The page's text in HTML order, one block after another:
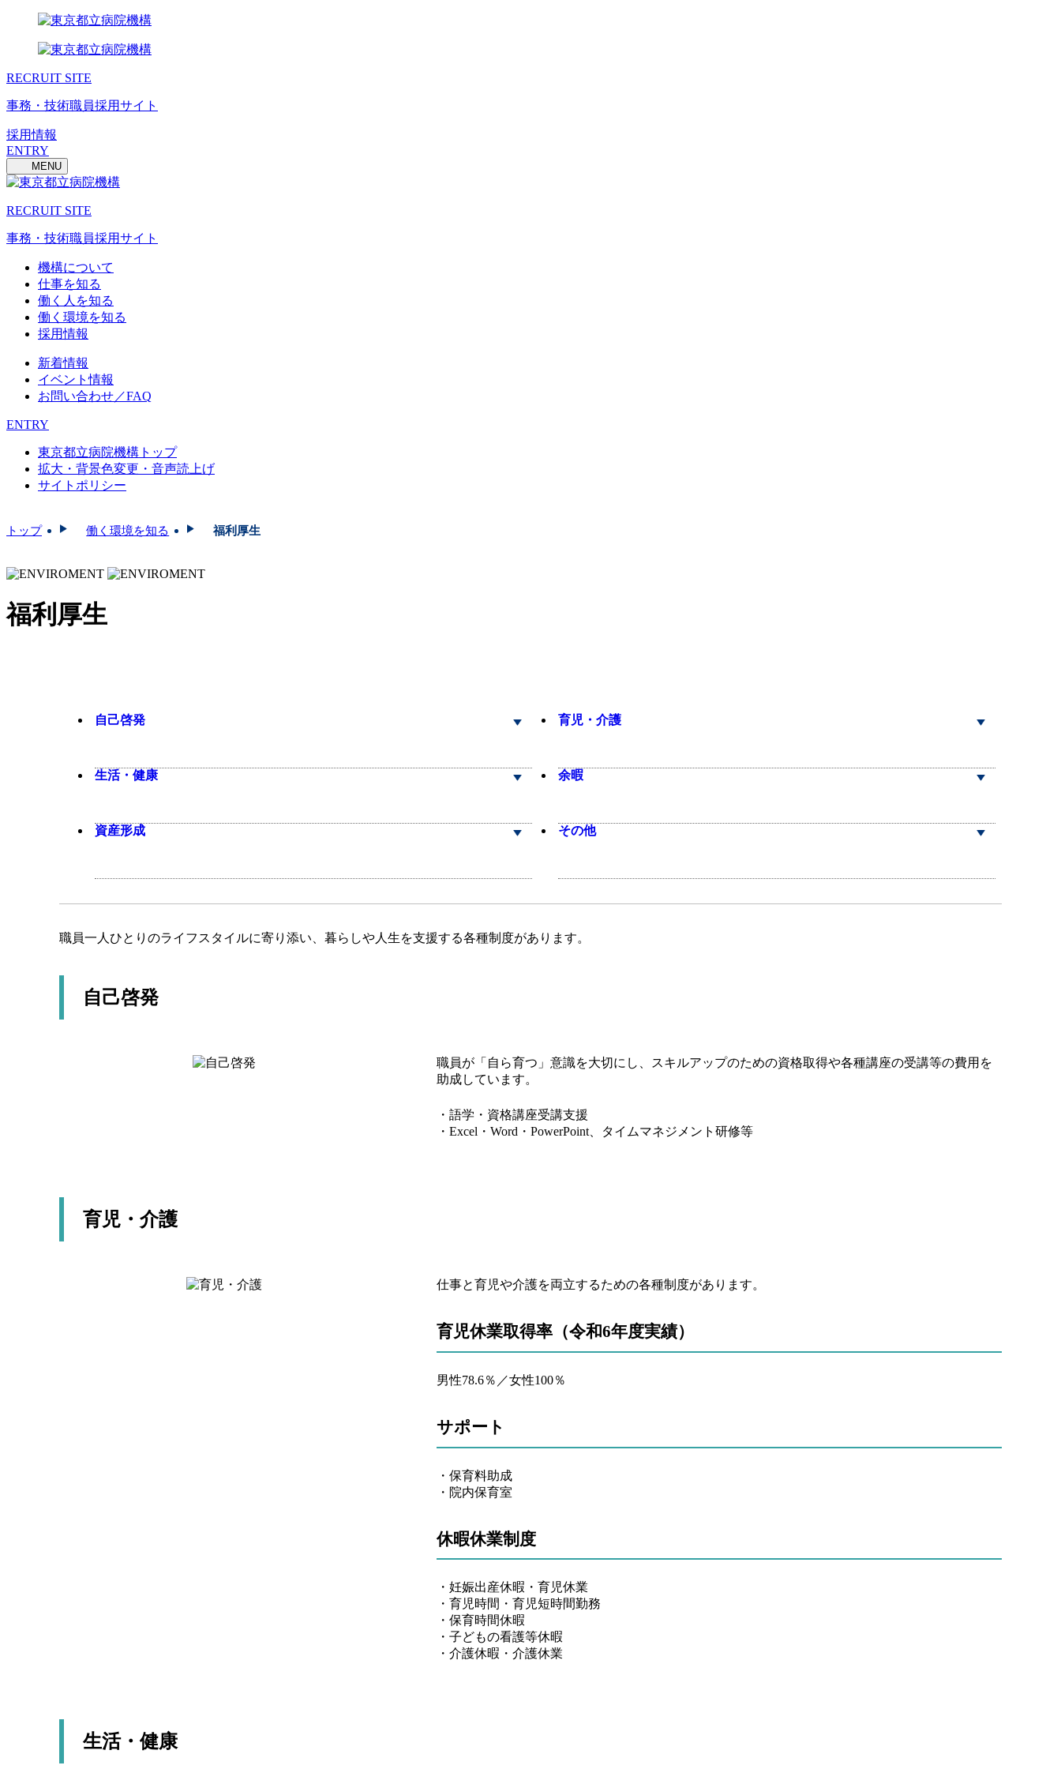
RECRUIT SITE
事務・技術職員採用サイト
採用情報
ENTRY
MENU
RECRUIT SITE
事務・技術職員採用サイト
機構について
仕事を知る
働く人を知る
働く環境を知る
採用情報
新着情報
イベント情報
お問い合わせ／FAQ
ENTRY
東京都立病院機構トップ
拡大・背景色変更・音声読上げ
サイトポリシー
トップ 働く環境を知る 福利厚生
福利厚生
自己啓発 育児・介護
生活・健康 余暇
資産形成 その他
職員一人ひとりのライフスタイルに寄り添い、暮らしや人生を支援する各種制度があります。
自己啓発
職員が「自ら育つ」意識を大切にし、スキルアップのための資格取得や各種講座の受講等の費用を
助成しています。
・語学・資格講座受講支援
・Excel・Word・PowerPoint、タイムマネジメント研修等
育児・介護
仕事と育児や介護を両立するための各種制度があります。
育児休業取得率（令和6年度実績）
男性78.6％／女性100％
サポート
・保育料助成
・院内保育室
休暇休業制度
・妊娠出産休暇・育児休業
・育児時間・育児短時間勤務
・保育時間休暇
・子どもの看護等休暇
・介護休暇・介護休業
生活・健康